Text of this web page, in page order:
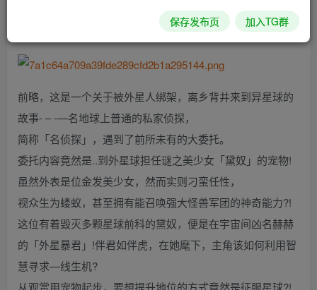
前略，这是一个关于被外星人绑架，离乡背井来到异星球的
故事- – -—名地球上普通的私家侦探，
简称「名侦探」，遇到了前所未有的大委托。
委托内容竟然是..到外星球担任谜之美少女「黛奴」的宠物!
虽然外表是位金发美少女，然而实则刁蛮任性，
视众生为蝼蚁，甚至拥有能召唤强大怪兽军团的神奇能力?!
这位有着毁灭多颗星球前科的黛奴，便是在宇宙间凶名赫赫
的「外星暴君」!伴君如伴虎，在她麾下，主角该如何利用智
慧寻求—线生机?
保存发布页 加入TG群